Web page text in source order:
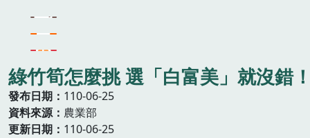
綠竹筍怎麼挑 選「白富美」就沒錯
發布日期
110-06-25
資料來源
農業部
更新日期
110-06-25